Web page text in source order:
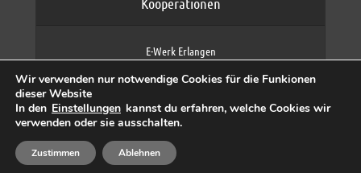
E-Werk Erlangen
Fraunhofer IIS
max neo (AFK max)
Copyright © 2026 by funklust, FAU
Wir verwenden nur notwendige Cookies für die Funkionen
dieser Website
In den Einstellungen kannst du erfahren, welche Cookies wir
verwenden oder sie ausschalten.
Zustimmen Ablehnen